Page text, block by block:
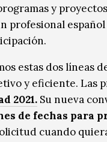
y
profesional
estas dos líneas
y eficiente. Las
2021. Su nueva
de fechas para
cuando